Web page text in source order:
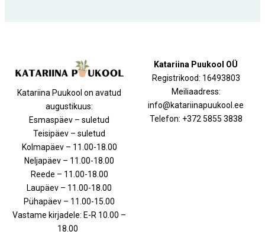
Katariina Puukool on avatud
augustikuus:
Esmaspäev – suletud
Teisipäev – suletud
Kolmapäev – 11.00-18.00
Neljapäev – 11.00-18.00
Reede – 11.00-18.00
Laupäev – 11.00-18.00
Pühapäev – 11.00-15.00
Vastame kirjadele: E-R 10.00 –
18.00
Katariina Puukool OÜ
Registrikood: 16493803
Meiliaadress:
info@katariinapuukool.ee
Telefon: +372 5855 3838